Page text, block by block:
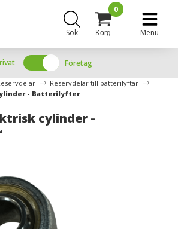
Sök Korg
0
Menu
Företag
Reservdelar till batterilyftar
- Batterilyfter
cylinder -